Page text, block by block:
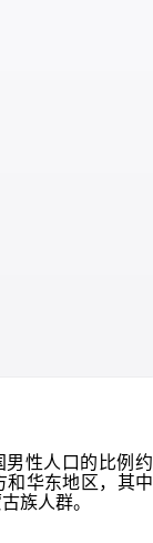
性人口的比例约
和华东地区，其中
族人群。